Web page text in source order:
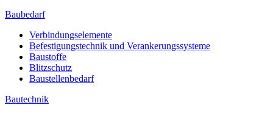
Baubedarf
Verbindungselemente
Befestigungstechnik und Verankerungssysteme
Baustoffe
Blitzschutz
Baustellenbedarf
Bautechnik